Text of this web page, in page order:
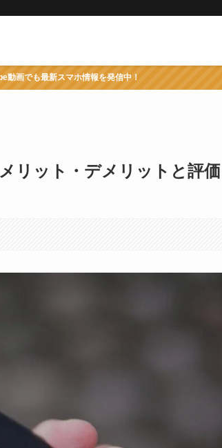
動画でも最新スマホ情報を発信中！
リット・デメリットと評価